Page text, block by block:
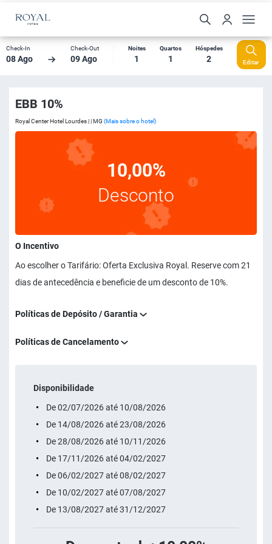
Check-In
08 Ago
Check-Out
09 Ago
Noites
1
Quartos
1
Hóspedes
2 Editar
EBB 10%
Royal Center Hotel Lourdes | | MG (Mais sobre o hotel)
10,00%
Desconto
O Incentivo
Ao escolher o Tarifário: Oferta Exclusiva Royal. Reserve com 21
dias de antecedência e beneficie de um desconto de 10%.
Políticas de Depósito / Garantia
Políticas de Cancelamento
Disponibilidade
De 02/07/2026 até 10/08/2026
De 14/08/2026 até 23/08/2026
De 28/08/2026 até 10/11/2026
De 17/11/2026 até 04/02/2027
De 06/02/2027 até 08/02/2027
De 10/02/2027 até 07/08/2027
De 13/08/2027 até 31/12/2027